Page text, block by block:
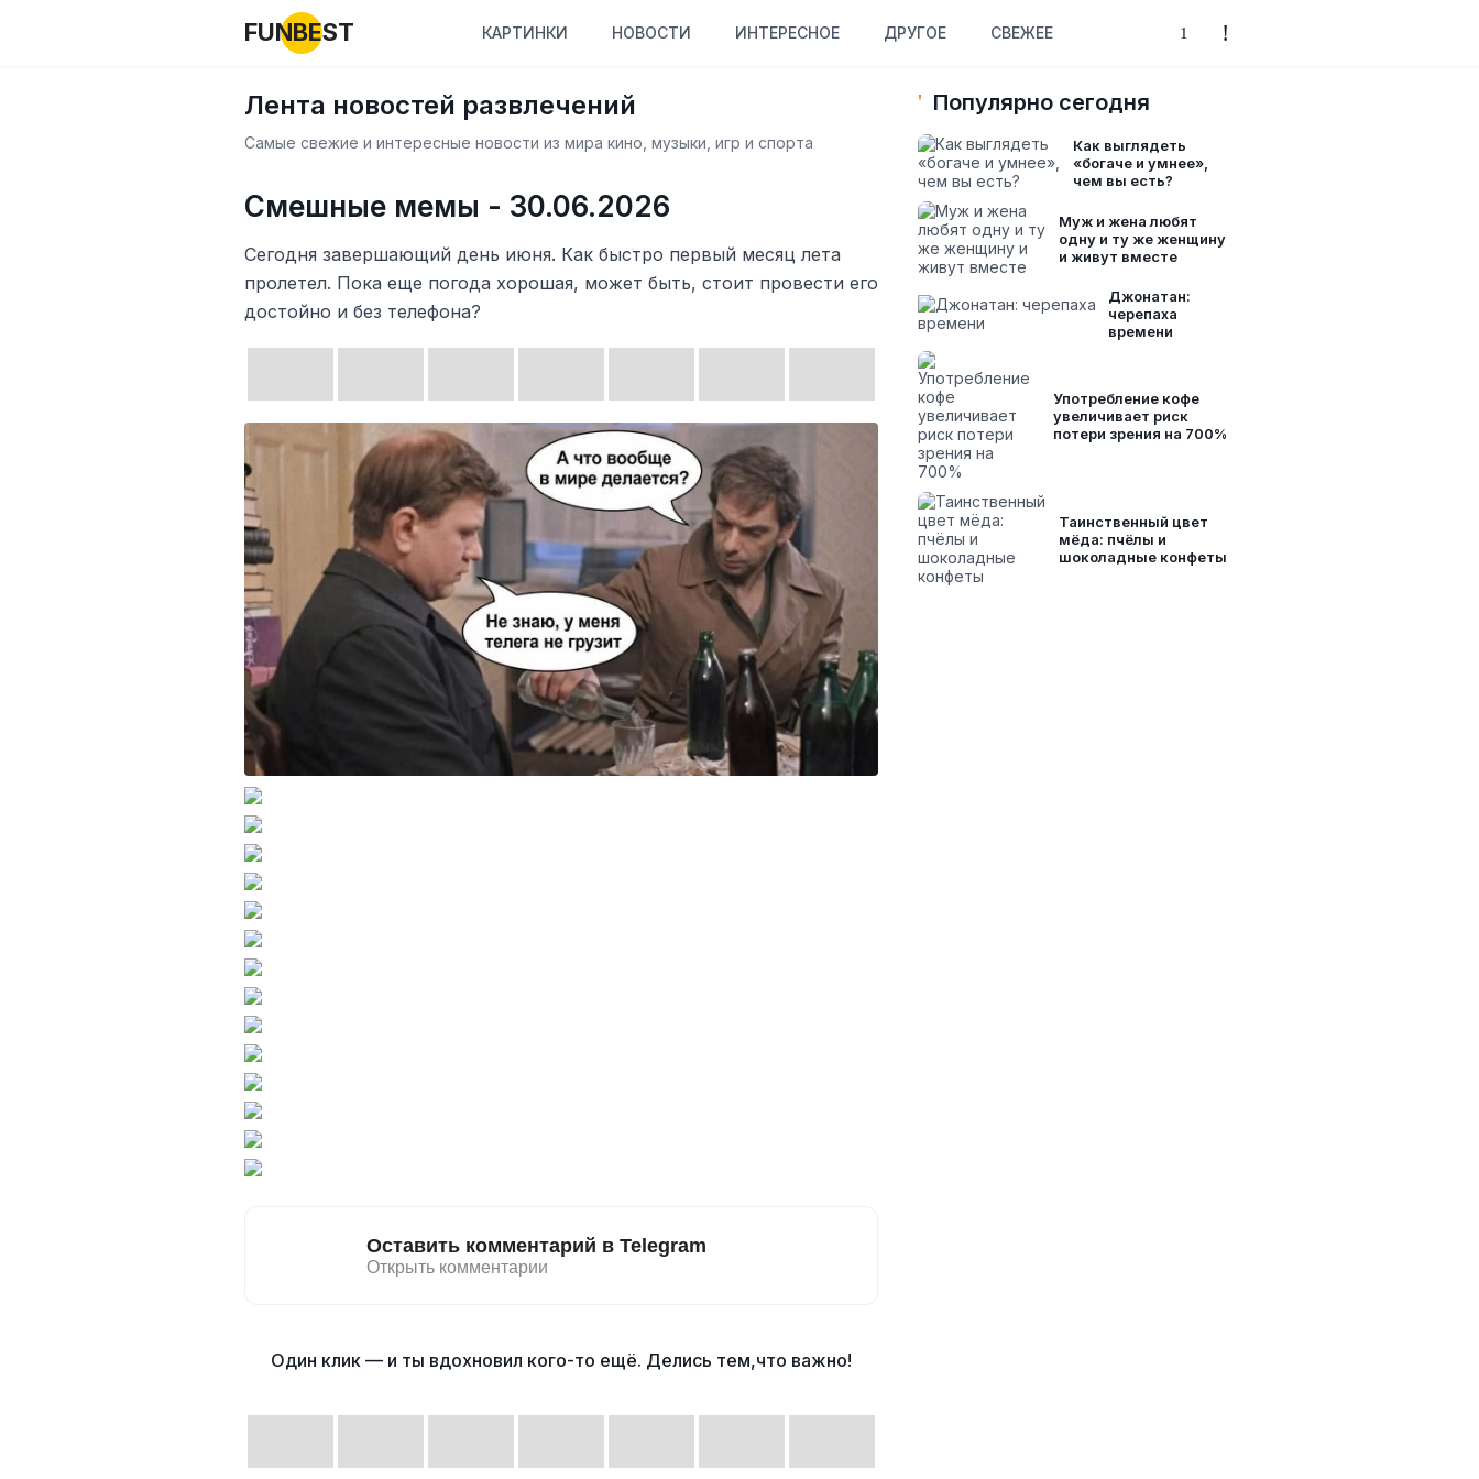
FUNBEST КАРТИНКИ НОВОСТИ ИНТЕРЕСНОЕ ДРУГОЕ СВЕЖЕЕ
Лента новостей развлечений
Самые свежие и интересные новости из мира кино, музыки, игр и спорта
Смешные мемы - 30.06.2026
Сегодня завершающий день июня. Как быстро первый месяц лета
пролетел. Пока еще погода хорошая, может быть, стоит провести его
достойно и без телефона?
Популярно сегодня
Как выглядеть
«богаче и умнее»,
чем вы есть?
Муж и жена любят
одну и ту же женщину
и живут вместе
Джонатан:
черепаха
времени
Употребление кофе
увеличивает риск
потери зрения на 700%
Таинственный цвет
мёда: пчёлы и
шоколадные конфеты